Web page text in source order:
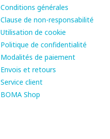
Conditions générales
Clause de non-responsabilité
Utilisation de cookie
Politique de confidentialité
Modalités de paiement
Envois et retours
Service client
BOMA Shop